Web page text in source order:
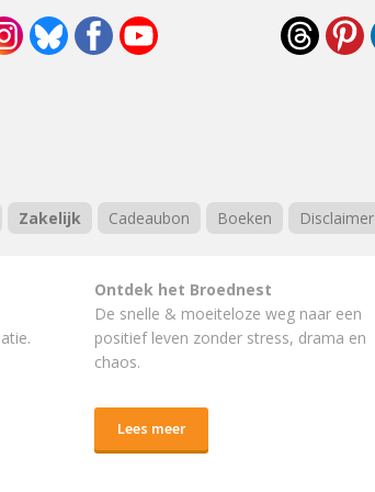
Zakelijk Cadeaubon Boeken Disclaimer
Ontdek het Broednest
De snelle & moeiteloze weg naar een
positief leven zonder stress, drama en
chaos.
Lees meer